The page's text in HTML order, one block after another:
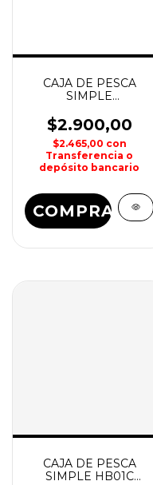
CAJA DE PESCA
SIMPLE
WATERDOG
$2.900,00
$2.465,00 con
Transferencia o
depósito bancario
COMPRAR
CAJA DE PESCA
SIMPLE HB01C